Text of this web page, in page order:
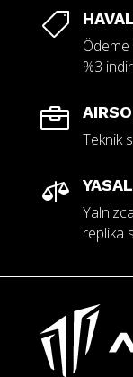

%3

Teknik

replika